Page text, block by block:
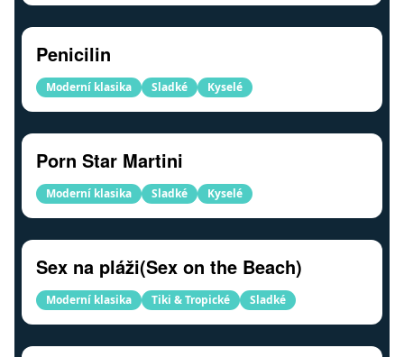
Penicilin
Moderní klasika Sladké Kyselé
Porn Star Martini
Moderní klasika Sladké Kyselé
Sex na pláži(Sex on the Beach)
Moderní klasika Tiki & Tropické Sladké